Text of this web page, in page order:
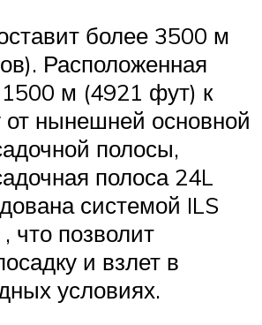
более 3500 м
Расположенная
м (4921 фут) к
от нынешней основной
полосы,
полоса 24L
системой ILS
, что позволит
и взлет в
условиях.